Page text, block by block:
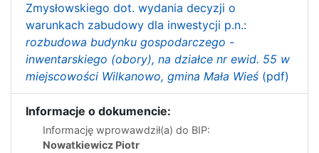
Zmysłowskiego dot. wydania decyzji o
warunkach zabudowy dla inwestycji p.n.:
rozbudowa budynku gospodarczego -
inwentarskiego (obory), na działce nr ewid. 55 w
miejscowości Wilkanowo, gmina Mała Wieś (pdf)
Informacje o dokumencie:
Informację wprowawdził(a) do BIP:
Nowatkiewicz Piotr